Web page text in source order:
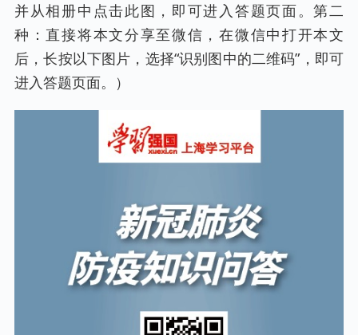
并从相册中点击此图，即可进入答题页面。第二
种：直接将本文分享至微信，在微信中打开本文
后，长按以下图片，选择“识别图中的二维码”，即可
进入答题页面。）